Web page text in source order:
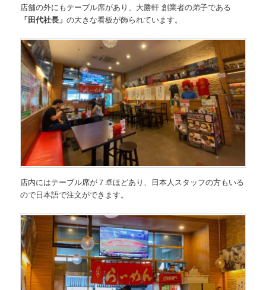
店舗の外にもテーブル席があり、大勝軒 創業者の弟子である
「田代社長」の大きな看板が飾られています。
店内にはテーブル席が７卓ほどあり、日本人スタッフの方もいる
ので日本語で注文ができます。